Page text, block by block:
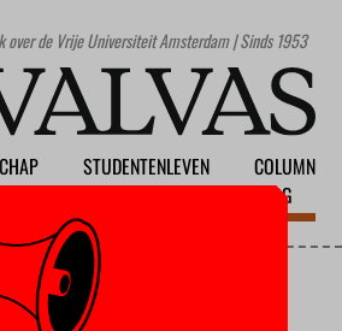
de Vrije Universiteit Amsterdam | Sinds 1953
STUDENTENLEVEN
COLUMN
BLOG